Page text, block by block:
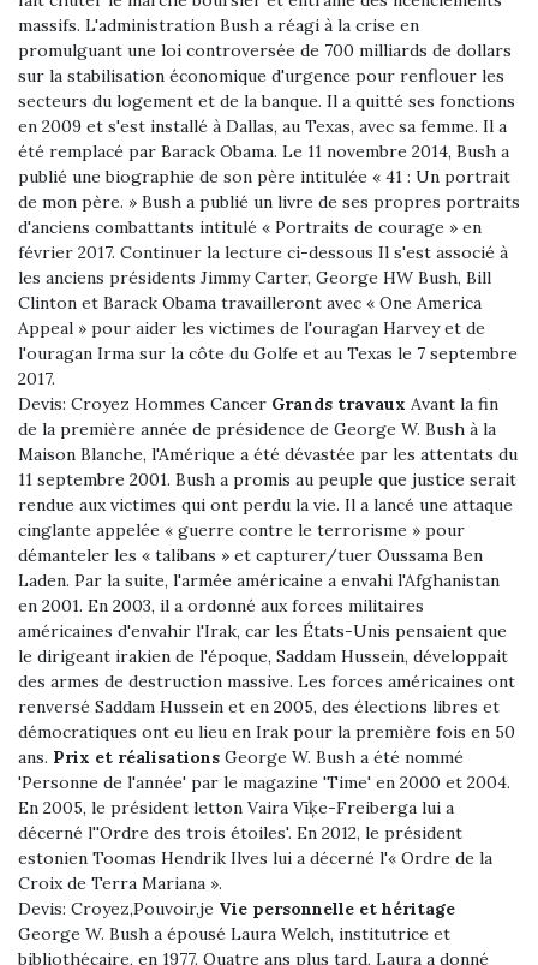
massifs. L'administration Bush a réagi à la crise en
promulguant une loi controversée de 700 milliards de dollars
sur la stabilisation économique d'urgence pour renflouer les
secteurs du logement et de la banque. Il a quitté ses fonctions
en 2009 et s'est installé à Dallas, au Texas, avec sa femme. Il a
été remplacé par Barack Obama. Le 11 novembre 2014, Bush a
publié une biographie de son père intitulée « 41 : Un portrait
de mon père. » Bush a publié un livre de ses propres portraits
d'anciens combattants intitulé « Portraits de courage » en
février 2017. Continuer la lecture ci-dessous Il s'est associé à
les anciens présidents Jimmy Carter, George HW Bush, Bill
Clinton et Barack Obama travailleront avec « One America
Appeal » pour aider les victimes de l'ouragan Harvey et de
l'ouragan Irma sur la côte du Golfe et au Texas le 7 septembre
2017.
Devis: Croyez Hommes Cancer Grands travaux Avant la fin
de la première année de présidence de George W. Bush à la
Maison Blanche, l'Amérique a été dévastée par les attentats du
11 septembre 2001. Bush a promis au peuple que justice serait
rendue aux victimes qui ont perdu la vie. Il a lancé une attaque
cinglante appelée « guerre contre le terrorisme » pour
démanteler les « talibans » et capturer/tuer Oussama Ben
Laden. Par la suite, l'armée américaine a envahi l'Afghanistan
en 2001. En 2003, il a ordonné aux forces militaires
américaines d'envahir l'Irak, car les États-Unis pensaient que
le dirigeant irakien de l'époque, Saddam Hussein, développait
des armes de destruction massive. Les forces américaines ont
renversé Saddam Hussein et en 2005, des élections libres et
démocratiques ont eu lieu en Irak pour la première fois en 50
ans. Prix ​​et réalisations George W. Bush a été nommé
'Personne de l'année' par le magazine 'Time' en 2000 et 2004.
En 2005, le président letton Vaira Vīķe-Freiberga lui a
décerné l''Ordre des trois étoiles'. En 2012, le président
estonien Toomas Hendrik Ilves lui a décerné l'« Ordre de la
Croix de Terra Mariana ».
Devis: Croyez,Pouvoir,je Vie personnelle et héritage
George W. Bush a épousé Laura Welch, institutrice et
bibliothécaire, en 1977. Quatre ans plus tard, Laura a donné